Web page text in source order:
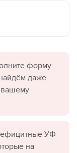
форму
даже
УФ
на